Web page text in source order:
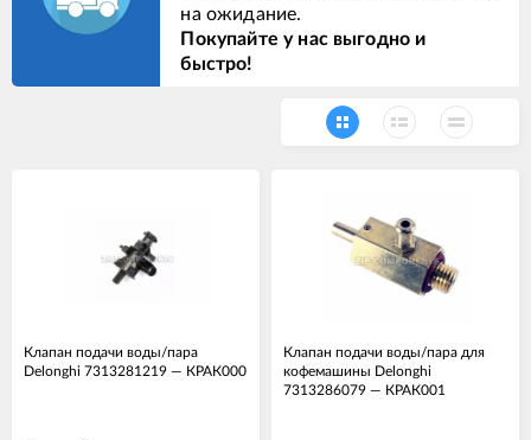
на ожидание.
Покупайте у нас выгодно и
быстро!
Клапан подачи воды/пара
Delonghi 7313281219 — КРАК000
Клапан подачи воды/пара для
кофемашины Delonghi
7313286079 — КРАК001